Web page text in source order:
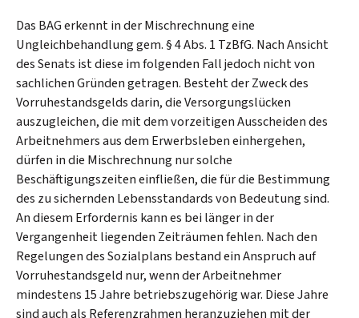
Das BAG erkennt in der Mischrechnung eine
Ungleichbehandlung gem. § 4 Abs. 1 TzBfG. Nach Ansicht
des Senats ist diese im folgenden Fall jedoch nicht von
sachlichen Gründen getragen. Besteht der Zweck des
Vorruhestandsgelds darin, die Versorgungslücken
auszugleichen, die mit dem vorzeitigen Ausscheiden des
Arbeitnehmers aus dem Erwerbsleben einhergehen,
dürfen in die Mischrechnung nur solche
Beschäftigungszeiten einfließen, die für die Bestimmung
des zu sichernden Lebensstandards von Bedeutung sind.
An diesem Erfordernis kann es bei länger in der
Vergangenheit liegenden Zeiträumen fehlen. Nach den
Regelungen des Sozialplans bestand ein Anspruch auf
Vorruhestandsgeld nur, wenn der Arbeitnehmer
mindestens 15 Jahre betriebszugehörig war. Diese Jahre
sind auch als Referenzrahmen heranzuziehen mit der